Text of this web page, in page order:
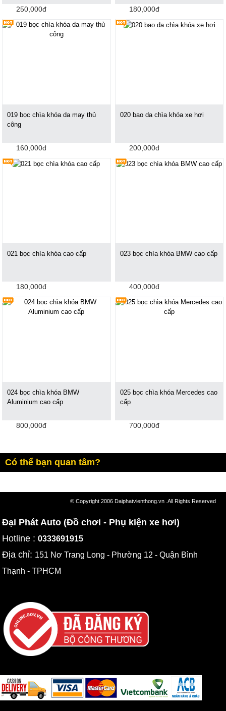
250,000đ 180,000đ
019 bọc chìa khóa da may thủ
công
160,000đ
020 bao da chìa khóa xe hơi
200,000đ
021 bọc chìa khóa cao cấp
180,000đ
023 bọc chìa khóa BMW cao cấp
400,000đ
024 bọc chìa khóa BMW
Aluminium cao cấp
800,000đ
025 bọc chìa khóa Mercedes cao
cấp
700,000đ
Có thể bạn quan tâm?
© Copyright 2006 Daiphatvienthong.vn .All Rights Reserved
Đại Phát Auto (Đồ chơi - Phụ kiện xe hơi)
Hotline :0333691915
Địa chỉ: 151 Nơ Trang Long - Phường 12 - Quận Bình
Thạnh - TPHCM